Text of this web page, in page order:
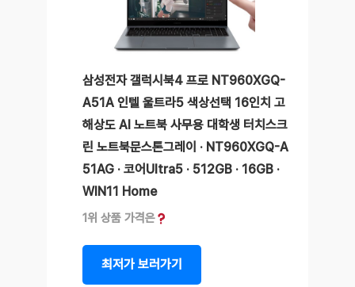
삼성전자 갤럭시북4 프로 NT960XGQ-
A51A 인텔 울트라5 색상선택 16인치 고
해상도 AI 노트북 사무용 대학생 터치스크
린 노트북문스톤그레이 · NT960XGQ-A
51AG · 코어Ultra5 · 512GB · 16GB ·
WIN11 Home
1위 상품 가격은
최저가 보러가기